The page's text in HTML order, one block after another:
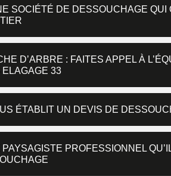
SOCIÉTÉ DE DESSOUCHAGE
D’ARBRE : FAITES APPEL À
33
ÉTABLIT UN DEVIS DE
PROFESSIONNEL